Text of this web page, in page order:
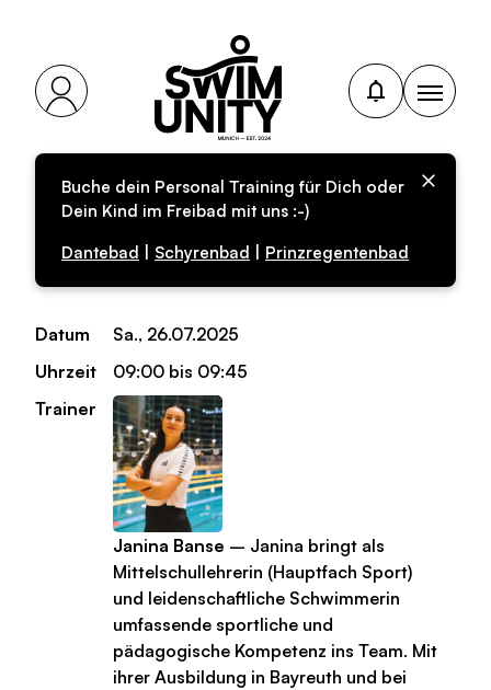
Buche dein Personal Training für Dich oder
Dein Kind im Freibad mit uns :-)
Dantebad
Schyrenbad Prinzregentenbad
Personal-Training für
Kinder
Datum
Sa., 26.07.2025
Uhrzeit
09:00 bis 09:45
Trainer
Janina Banse – Janina bringt als
Mittelschullehrerin (Hauptfach Sport)
und leidenschaftliche Schwimmerin
umfassende sportliche und
pädagogische Kompetenz ins Team. Mit
ihrer Ausbildung in Bayreuth und bei